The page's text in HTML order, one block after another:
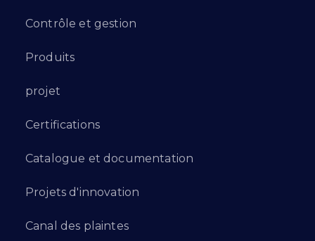
Contrôle et gestion
Produits
projet
Certifications
Catalogue et documentation
Projets d'innovation
Canal des plaintes